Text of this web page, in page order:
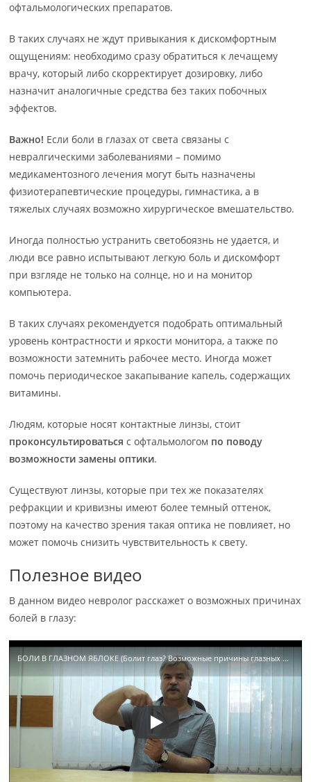
офтальмологических препаратов.
В таких случаях не ждут привыкания к дискомфортным
ощущениям: необходимо сразу обратиться к лечащему
врачу, который либо скорректирует дозировку, либо
назначит аналогичные средства без таких побочных
эффектов.
Важно! Если боли в глазах от света связаны с
невралгическими заболеваниями – помимо
медикаментозного лечения могут быть назначены
физиотерапевтические процедуры, гимнастика, а в
тяжелых случаях возможно хирургическое вмешательство.
Иногда полностью устранить светобоязнь не удается, и
люди все равно испытывают легкую боль и дискомфорт
при взгляде не только на солнце, но и на монитор
компьютера.
В таких случаях рекомендуется подобрать оптимальный
уровень контрастности и яркости монитора, а также по
возможности затемнить рабочее место. Иногда может
помочь периодическое закапывание капель, содержащих
витамины.
Людям, которые носят контактные линзы, стоит
проконсультироваться с офтальмологом по поводу
возможности замены оптики.
Существуют линзы, которые при тех же показателях
рефракции и кривизны имеют более темный оттенок,
поэтому на качество зрения такая оптика не повлияет, но
может помочь снизить чувствительность к свету.
Полезное видео
В данном видео невролог расскажет о возможных причинах
болей в глазу:
БОЛИ В ГЛАЗНОМ ЯБЛОКЕ (Болит глаз? Возможные причины глазных болей, невролог поясняет)